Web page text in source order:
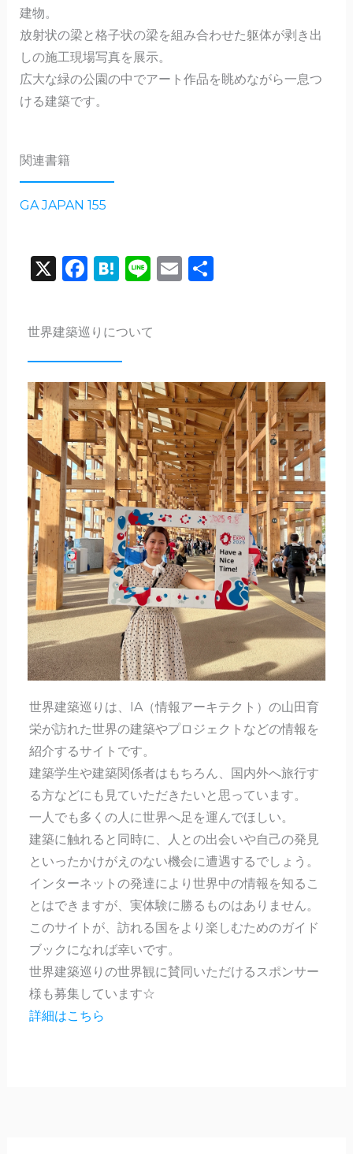
建物。
放射状の梁と格子状の梁を組み合わせた躯体が剥き出
しの施工現場写真を展示。
広大な緑の公園の中でアート作品を眺めながら一息つ
ける建築です。
関連書籍
GA JAPAN 155
FacebookEmail
Line
Hatena
X
共
世界建築巡りについて
世界建築巡りは、IA（情報アーキテクト）の山田育
栄が訪れた世界の建築やプロジェクトなどの情報を
紹介するサイトです。
建築学生や建築関係者はもちろん、国内外へ旅行す
る方などにも見ていただきたいと思っています。
一人でも多くの人に世界へ足を運んでほしい。
建築に触れると同時に、人との出会いや自己の発見
といったかけがえのない機会に遭遇するでしょう。
インターネットの発達により世界中の情報を知るこ
とはできますが、実体験に勝るものはありません。
このサイトが、訪れる国をより楽しむためのガイド
ブックになれば幸いです。
世界建築巡りの世界観に賛同いただけるスポンサー
様も募集しています☆
詳細はこちら